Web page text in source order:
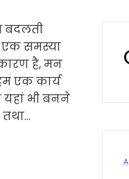
बदलती
एक समस्या
है, मन
एक कार्य
यहां भी बनने